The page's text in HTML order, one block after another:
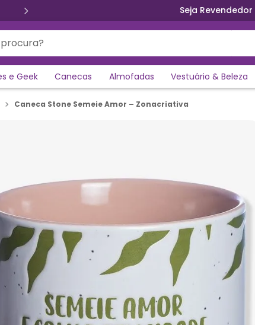
Seja Revendedor
e Geek Canecas Almofadas Vestuário & Beleza
Caneca Stone Semeie Amor – Zonacriativa